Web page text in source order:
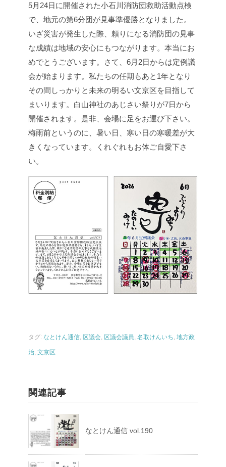
5月24日に開催された小石川消防団救助活動点検
で、地元の第6分団が見事準優勝となりました。
いざ災害が発生した際、頼りになる消防団の見事
な成績は地域の安心にもつながります。本当にお
めでとうございます。さて、6月2日からは定例議
会が始まります。私たちの任期もあと1年となり
その間しっかりと未来の明るい文京区を目指して
まいります。白山神社のあじさい祭りが7日から
開催されます。是非、会場に足をお運び下さい。
梅雨前というのに、暑い日、寒い日の寒暖差が大
きくなっています。くれぐれもお体ご自愛下さ
い。
タグ: なとけん通信, 区議会, 区議会議員, 名取けんいち, 地方政
治, 文京区
関連記事
なとけん通信 vol.190